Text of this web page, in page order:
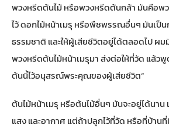
พวงหรีดต้นไม้ หรือพวงหรีดต้นกล้า มันคือพ
ไว้ ดอกไม้หน้าเมรุ หรือพืชพรรณอื่นๆ มันเป็
ธรรมชาติ และให้ผู้เสียชีวิตอยู่ได้ตลอดไป ผ
พวงหรีดต้นไม้หน้าเมรุมา ส่งต่อให้ที่วัด แล้ว
ต้นนี้ไว้อนุสรณ์พระคุณของผู้เสียชีวิต”
ต้นไม้หน้าเมรุ หรือต้นไม้อื่นๆ มันจะอยู่ได้นาน
แสง และอากาศ แต่ถ้าปลูกไว้ที่วัด หรือที่บ้าน